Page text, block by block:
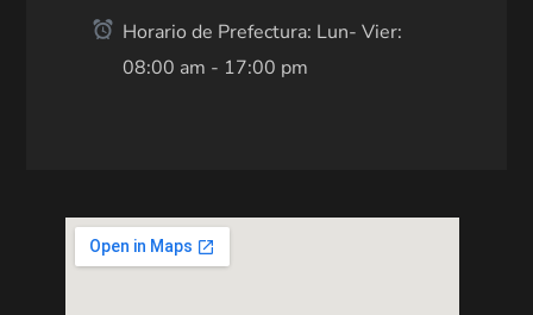
Horario de Prefectura: Lun- Vier:
08:00 am - 17:00 pm